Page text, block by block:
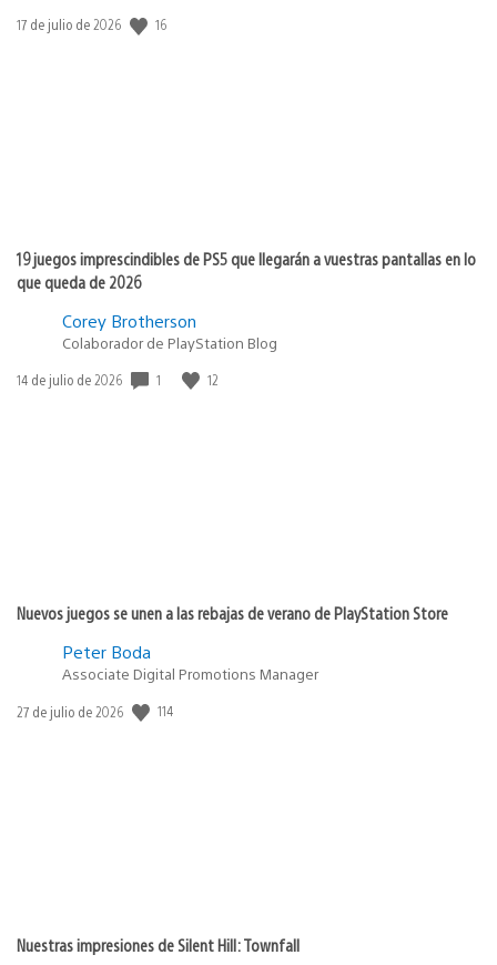
Fecha
17 de julio de 2026 16
19 juegos imprescindibles de PS5 que llegarán a vuestras pantallas en lo
que queda de 2026
Corey Brotherson
Colaborador de PlayStation Blog
Fecha
14 de julio de 2026 1 12
Nuevos juegos se unen a las rebajas de verano de PlayStation Store
Peter Boda
Associate Digital Promotions Manager
Fecha
27 de julio de 2026 114
Nuestras impresiones de Silent Hill: Townfall